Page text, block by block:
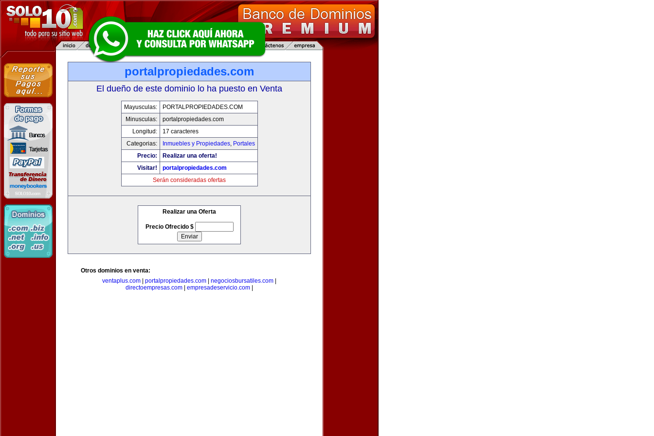
portalpropiedades.com
El dueño de este dominio lo ha puesto en Venta
Mayusculas:
PORTALPROPIEDADES.COM
Minusculas:
portalpropiedades.com
Longitud:
17 caracteres
Categorias:
Inmuebles y Propiedades, Portales
Precio:
Realizar una oferta!
Visitar!
portalpropiedades.com
Serán consideradas ofertas
Realizar una Oferta
Precio Ofrecido $
Otros dominios en venta:
ventaplus.com
portalpropiedades.com negociosbursatiles.com
directoempresas.com
empresadeservicio.com